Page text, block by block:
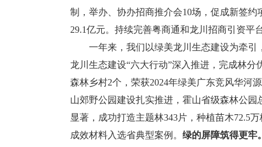
制，举办、协办招商推介会10场，促成新签
29.1亿元。持续完善粤商通和龙川招商引资平
一年来，我们以绿美龙川生态建设为牵引
龙川生态建设“六大行动”深入推进，完成林分
森林乡村2个，荣获2024年绿美广东竞风华河
山郊野公园建设扎实推进，霍山省级森林公
显著，成功打造主题林343片，种植苗木72.5
成效材料入选省典型案例。 绿的屏障筑得更牢